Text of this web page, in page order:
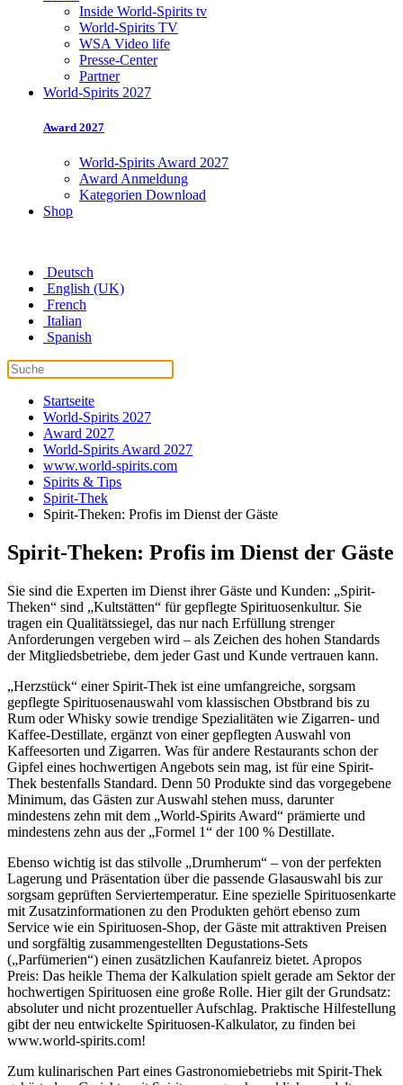
Inside World-Spirits tv
World-Spirits TV
WSA Video life
Presse-Center
Partner
World-Spirits 2027
Award 2027
World-Spirits Award 2027
Award Anmeldung
Kategorien Download
Shop
Deutsch
English (UK)
French
Italian
Spanish
Startseite
World-Spirits 2027
Award 2027
World-Spirits Award 2027
www.world-spirits.com
Spirits & Tips
Spirit-Thek
Spirit-Theken: Profis im Dienst der Gäste
Spirit-Theken: Profis im Dienst der Gäste
Sie sind die Experten im Dienst ihrer Gäste und Kunden: „Spirit-
Theken“ sind „Kultstätten“ für gepflegte Spirituosenkultur. Sie
tragen ein Qualitätssiegel, das nur nach Erfüllung strenger
Anforderungen vergeben wird – als Zeichen des hohen Standards
der Mitgliedsbetriebe, dem jeder Gast und Kunde vertrauen kann.
„Herzstück“ einer Spirit-Thek ist eine umfangreiche, sorgsam
gepflegte Spirituosenauswahl vom klassischen Obstbrand bis zu
Rum oder Whisky sowie trendige Spezialitäten wie Zigarren- und
Kaffee-Destillate, ergänzt von einer gepflegten Auswahl von
Kaffeesorten und Zigarren. Was für andere Restaurants schon der
Gipfel eines hochwertigen Angebots sein mag, ist für eine Spirit-
Thek bestenfalls Standard. Denn 50 Produkte sind das vorgegebene
Minimum, das Gästen zur Auswahl stehen muss, darunter
mindestens zehn mit dem „World-Spirits Award“ prämierte und
mindestens zehn aus der „Formel 1“ der 100 % Destillate.
Ebenso wichtig ist das stilvolle „Drumherum“ – von der perfekten
Lagerung und Präsentation über die passende Glasauswahl bis zur
sorgsam geprüften Serviertemperatur. Eine spezielle Spirituosenkarte
mit Zusatzinformationen zu den Produkten gehört ebenso zum
Service wie ein Spirituosen-Shop, der Gäste mit attraktiven Preisen
und sorgfältig zusammengestellten Degustations-Sets
(„Parfümerien“) einen zusätzlichen Kaufanreiz bietet. Apropos
Preis: Das heikle Thema der Kalkulation spielt gerade am Sektor der
hochwertigen Spirituosen eine große Rolle. Hier gilt der Grundsatz:
absoluter und nicht prozentueller Aufschlag. Praktische Hilfestellung
gibt der neu entwickelte Spirituosen-Kalkulator, zu finden bei
www.world-spirits.com!
Zum kulinarischen Part eines Gastronomiebetriebs mit Spirit-Thek